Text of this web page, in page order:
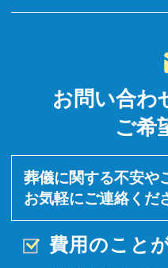
お問い合わ
ご希
葬儀に関する不安や
お気軽にご連絡くだ
費用のこと